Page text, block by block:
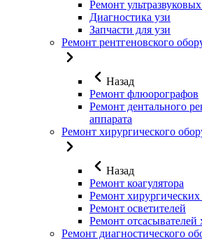
Ремонт
Диагностика узи
Запчасти для узи
Ремонт рентгеновского
Назад
Ремонт флюорографов
Ремонт дентального
аппарата
Ремонт хирургического
Назад
Ремонт коагулятора
Ремонт хирургических
Ремонт осветителей
Ремонт отсасывателей
Ремонт диагностического